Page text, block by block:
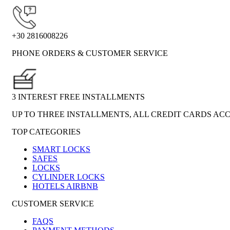
+30 2816008226
PHONE ORDERS & CUSTOMER SERVICE
3 INTEREST FREE INSTALLMENTS
UP TO THREE INSTALLMENTS, ALL CREDIT CARDS
TOP CATEGORIES
SMART LOCKS
SAFES
LOCKS
CYLINDER LOCKS
HOTELS AIRBNB
CUSTOMER SERVICE
FAQS